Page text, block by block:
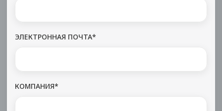
ЭЛЕКТРОННАЯ ПОЧТА*
КОМПАНИЯ*